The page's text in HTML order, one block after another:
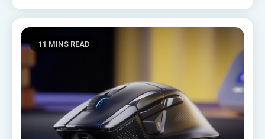
11 MINS READ